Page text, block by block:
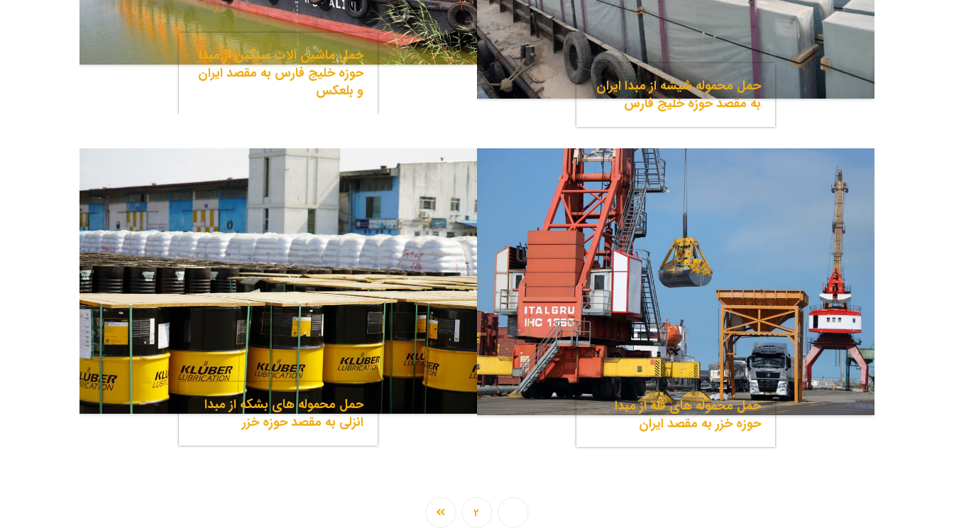
حمل محموله شیشه از مبدا ایران
به مقصد حوزه خلیج فارس
حمل ماشین آلات سنگین از مبدا
حوزه خلیج فارس به مقصد ایران
و بلعکس
حمل محموله های فله از مبدا
حوزه خزر به مقصد ایران
حمل محموله های بشکه از مبدا
انزلی به مقصد حوزه خزر
2